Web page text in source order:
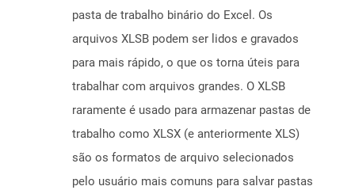
pasta de trabalho binário do Excel. Os
arquivos XLSB podem ser lidos e gravados
para mais rápido, o que os torna úteis para
trabalhar com arquivos grandes. O XLSB
raramente é usado para armazenar pastas de
trabalho como XLSX (e anteriormente XLS)
são os formatos de arquivo selecionados
pelo usuário mais comuns para salvar pastas